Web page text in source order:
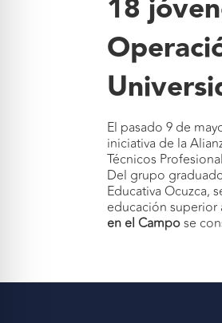
18
El pasado 9 de
iniciativa de la
Técnicos
Del grupo
Educativa Ocuzca,
educación superior
en el Campose